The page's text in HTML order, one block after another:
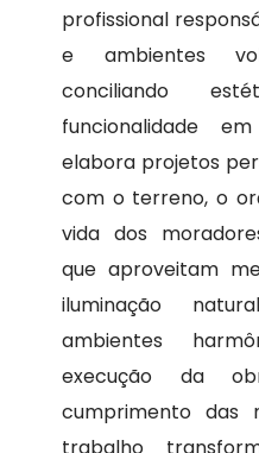
profissional
e ambientes
conciliando
funcionalidade
elabora projetos
com o terreno, o
vida dos
que aproveitam
iluminação
ambientes
execução da
cumprimento das